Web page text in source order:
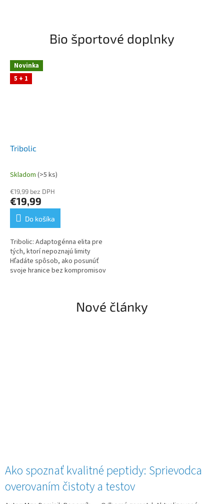
Bio športové doplnky
Novinka
5 + 1
Tribolic
Priemerné
produktu
je
5,0
hviezdičiek.
Skladom (>5 ks)
€19,99 bez DPH
€19,99
Do košíka
Tribolic: Adaptogénna elita pre
tých, ktorí nepoznajú limity
Hľadáte spôsob, ako posunúť
svoje hranice bez kompromisov
Nové články
Ako spoznať kvalitné peptidy: Sprievodca
overovaním čistoty a testov